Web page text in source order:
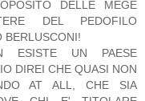
DELLE MEGE
DEL PEDOFILO
BERLUSCONI!
ESISTE UN PAESE
DIREI CHE QUASI NON
AT ALL, CHE SIA